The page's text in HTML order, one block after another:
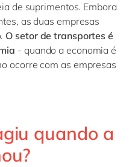
de suprimentos. Embora
as duas empresas
O setor de transportes é
- quando a economia é
ocorre com as empresas
quando a